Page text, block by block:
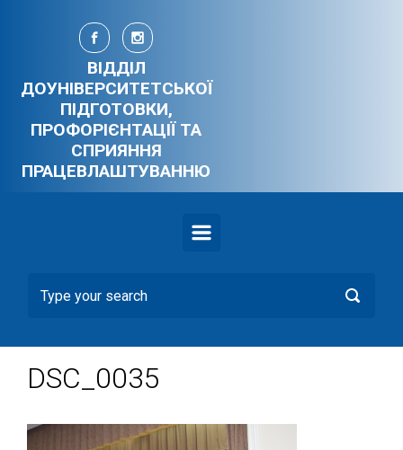
Skip to main content
ВІДДІЛ
ДОУНІВЕРСИТЕТСЬКОЇ
ПІДГОТОВКИ,
ПРОФОРІЄНТАЦІЇ ТА
СПРИЯННЯ
ПРАЦЕВЛАШТУВАННЮ
DSC_0035